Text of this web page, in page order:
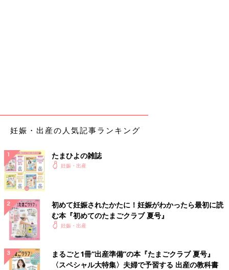
いできる状態ではありません。どう考えても里帰りを断念せざる
認識の相違から夫とバトル！ 産むのをやめる？
の中で「里帰りをしない」という結論を出していた私は、夫にも
産後のサポートのために育児休暇を取得してほしいと伝えまし
た。
すると夫は、「里帰りすると思っていたからビックリ！」「上の
子の就学前健診は、出産が理由なら学校が考慮してくれるんじゃ
妊娠・出産の人気記事ランキング
たまひよの雑誌
妊娠・出産
初めて妊娠されたかたに！妊娠がわかったら最初に読
む本『初めてのたまごクラブ 夏号』
妊娠・出産
まるごと1冊“出産準備”の本『たまごクラブ 夏号』
〈スペシャル大特集〉夫婦で予習する 出産の教科書